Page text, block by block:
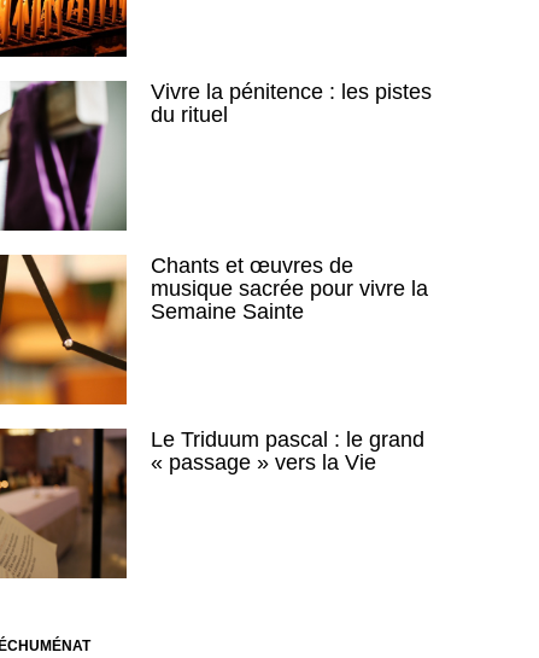
Vivre la pénitence : les pistes
du rituel
Chants et œuvres de
musique sacrée pour vivre la
Semaine Sainte
Le Triduum pascal : le grand
« passage » vers la Vie